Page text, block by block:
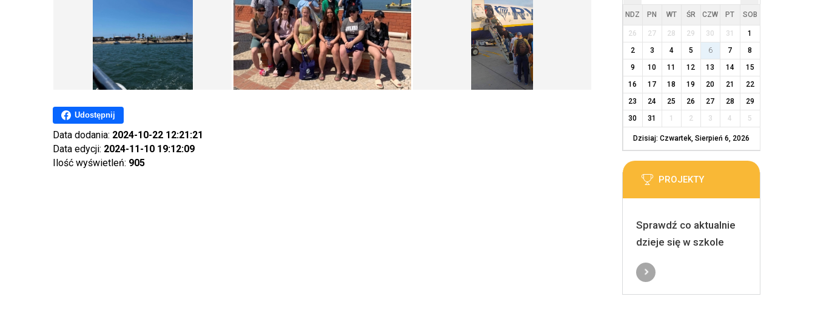
Udostępnij
Data dodania: 2024-10-22 12:21:21
Data edycji: 2024-11-10 19:12:09
Ilość wyświetleń: 905
NDZ PN WT ŚR CZW PT SOB
26 27 28 29 30 31
1
2
3 4 5 6 7
8
9
10 11 12 13 14
15
16
17 18 19 20 21
22
23
24 25 26 27 28
29
30
31 1 2 3 4 5
Dzisiaj: Czwartek, Sierpień 6, 2026
PROJEKTY
Sprawdź co aktualnie
dzieje się w szkole